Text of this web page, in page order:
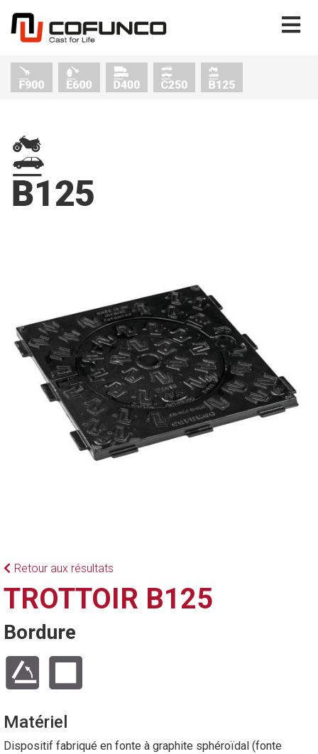
Retour aux résultats
TROTTOIR B125
Bordure
Matériel
Dispositif fabriqué en fonte à graphite sphéroïdal (fonte